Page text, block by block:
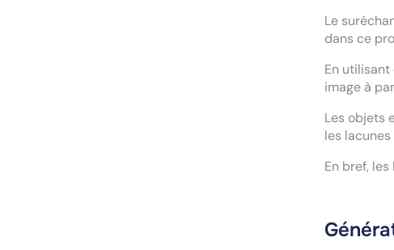
Le
dans ce
En utilisant
image à
Les objets
les
En bref,